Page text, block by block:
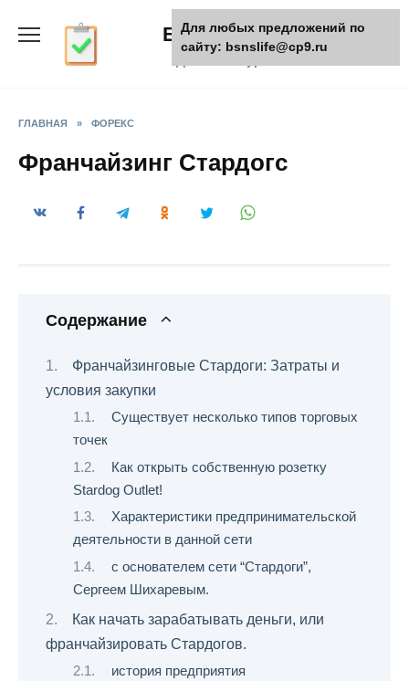
БизнесЖизнь
ГЛАВНАЯ » ФОРЕКС
Франчайзинг Стардогс
Содержание
Франчайзинговые Стардоги: Затраты и
условия закупки
Существует несколько типов торговых
точек
Как открыть собственную розетку
Stardog Outlet!
Характеристики предпринимательской
деятельности в данной сети
с основателем сети “Стардоги”,
Сергеем Шихаревым.
Как начать зарабатывать деньги, или
франчайзировать Стардогов.
история предприятия
Для любых предложений по
сайту: bsnslife@cp9.ru